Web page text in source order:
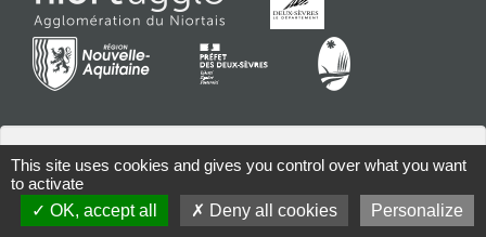
Contact| Copyright 2026 - Tous droits réservés | Conception : Mairie
de Frontenay-Rohan-Rohan |Mentions légales
This site uses cookies and gives you control over what you want
to activate
OK, accept all
Deny all cookies Personalize